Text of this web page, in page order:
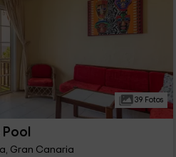
39 Fotos
Gran Canaria